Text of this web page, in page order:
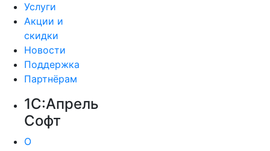
Услуги
Акции и
скидки
Новости
Поддержка
Партнёрам
1С:Апрель
Софт
О